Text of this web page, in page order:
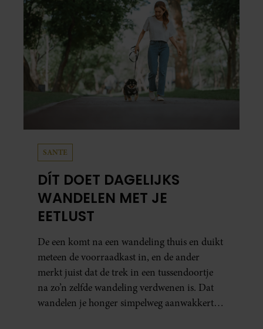
SANTE
DÍT DOET DAGELIJKS
WANDELEN MET JE
EETLUST
De een komt na een wandeling thuis en duikt
meteen de voorraadkast in, en de ander
merkt juist dat de trek in een tussendoortje
na zo’n zelfde wandeling verdwenen is. Dat
wandelen je honger simpelweg aanwakkert,